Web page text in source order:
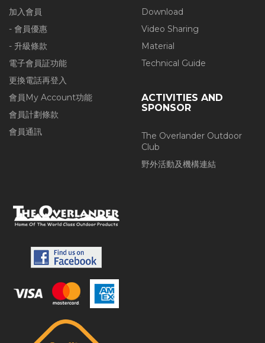
加入會員
- 會員優惠
- 升級條款
電子會員証功能
更換電話再登入
會員My Account功能
會員計劃條款
會員通訊
Download
Video Sharing
Material
Technical Guide
ACTIVITIES AND
SPONSOR
The Overlander Outdoor
Club
野外活動及機構連結